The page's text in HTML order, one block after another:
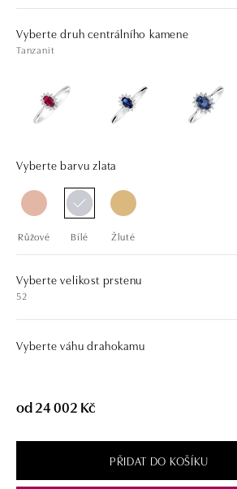
lemováním. Kontrastní barvy drahokamů v
zvolenými odstíny zlata dávají vzniknout
Společnost ALO diamonds vyrábí v Čechách
drahých kamenů už téměř 30 let. Každý šperk
opatřen certifikátem pravosti a dodán v
Vyberte druh centrálního kamene
Tanzanit
Vyberte barvu zlata
Růžové Bílé Žluté
Vyberte velikost prstenu
52
Vyberte váhu drahokamu
od 24 002 Kč
PŘIDAT DO KOŠÍKU